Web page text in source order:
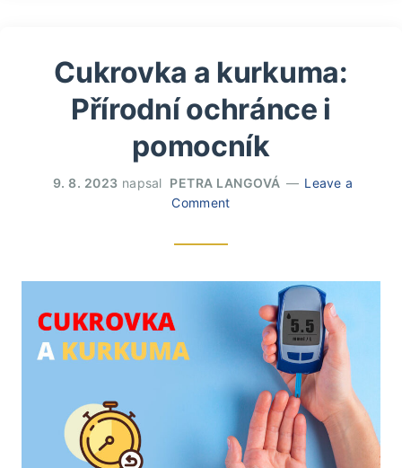
Cukrovka a kurkuma:
Přírodní ochránce i
pomocník
9. 8. 2023 napsal PETRA LANGOVÁ
Leave a
Comment